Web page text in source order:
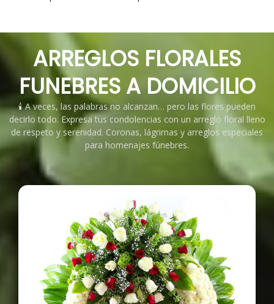
ARREGLOS FLORALES
FUNEBRES A DOMICILIO
🕯️ A veces, las palabras no alcanzan… pero las flores pueden
decirlo todo. Expresa tus condolencias con un arreglo floral lleno
de respeto y serenidad. Coronas, lágrimas y arreglos especiales
para homenajes fúnebres.